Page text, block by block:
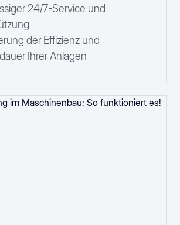
24/7-Service und
der Effizienz und
Ihrer Anlagen